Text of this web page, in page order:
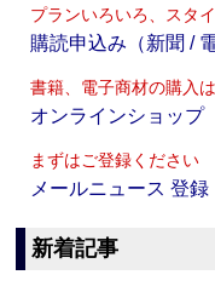
プランいろいろ、スタ
購読申込み（新聞 /
書籍、電子商材の購入
オンラインショップ
まずはご登録ください
メールニュース 登録
新着記事